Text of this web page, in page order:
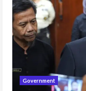
Government